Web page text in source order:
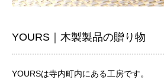
YOURS｜木製製品の贈り物
YOURSは寺内町内にある工房です。